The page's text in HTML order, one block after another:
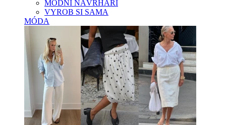
MÓDNI NÁVRHÁRI
VYROB SI SAMA
MÓDA